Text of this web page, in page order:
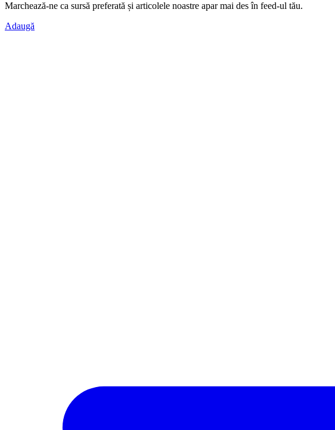
Marchează-ne ca sursă preferată și articolele noastre apar mai des în feed-ul tău.
Adaugă